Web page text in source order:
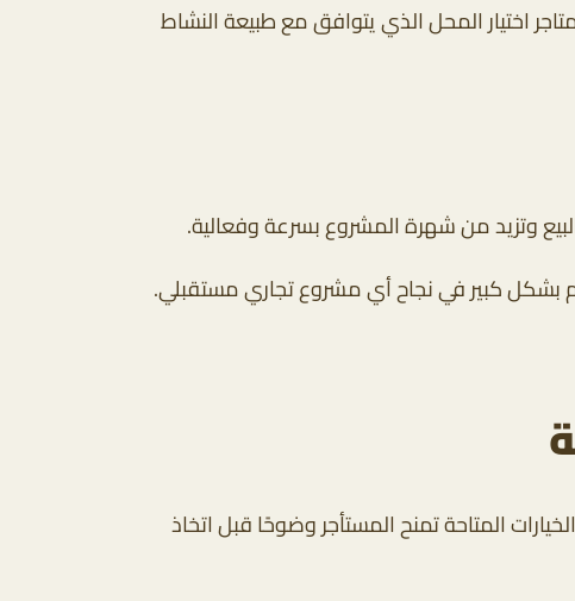
اختيار المحل الذي يتوافق مع طبيعة النشاط
وتزيد من شهرة المشروع بسرعة وفعالية.
بشكل كبير في نجاح أي مشروع تجاري مستقبلي.
المتاحة تمنح المستأجر وضوحًا قبل اتخاذ